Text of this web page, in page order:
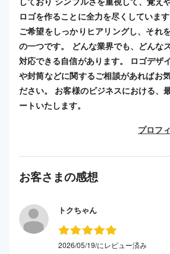
ロゴを作ることに全力を尽くしていま
ご希望をしっかりヒアリングし、それ
の一つです。 どんな業界でも、どんな
対応できる自信があります。 ロゴデザ
や封筒などに関するご相談があればお
ださい。 お客様のビジネスにおける、
ートいたします。
プロフ
お客さまの感想
トクちゃん
2026/05/19/にレビュー済み